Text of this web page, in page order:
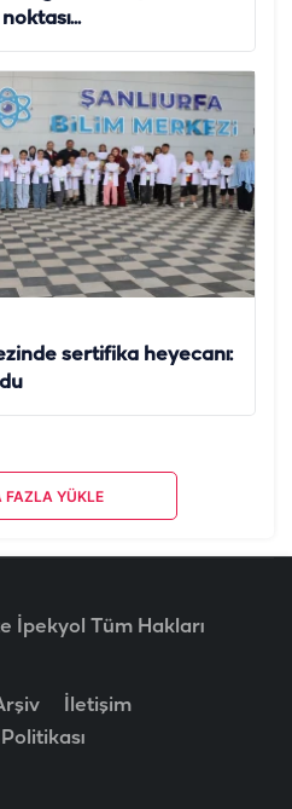
sertifika heyecanı:
FAZLA YÜKLE
İpekyol Tüm Hakları
İletişim